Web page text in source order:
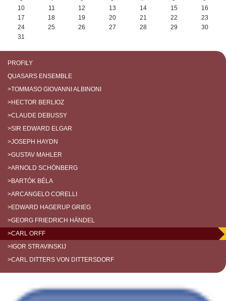
10
11 12 13 14 15
16
17
18 19 20 21 22
23
24
25 26 27 28 29
30
31
PROFILY
QUASARS ENSEMBLE
>TOMMASO GIOVANNI ALBINONI
>HECTOR BERLIOZ
>CLAUDE DEBUSSY
>SIR EDWARD ELGAR
>JOSEPH HAYDN
>GUSTAV MAHLER
>ARNOLD SCHÖNBERG
>BARTÓK BÉLA
>ARCANGELO CORELLI
>EDWARD HAGERUP GRIEG
>GEORG FRIEDRICH HÄNDEL
>CARL ORFF
>IGOR STRAVINSKIJ
>CARL DITTERS VON DITTERSDORF